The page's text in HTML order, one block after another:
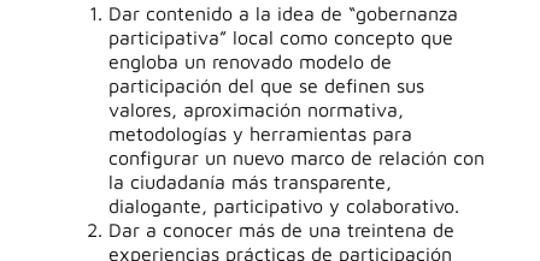
Dar contenido a la idea de “gobernanza
participativa” local como concepto que
engloba un renovado modelo de
participación del que se definen sus
valores, aproximación normativa,
metodologías y herramientas para
configurar un nuevo marco de relación con
la ciudadanía más transparente,
dialogante, participativo y colaborativo.
Dar a conocer más de una treintena de
experiencias prácticas de participación